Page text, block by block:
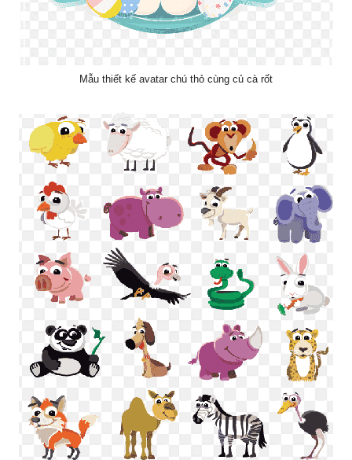
Mẫu thiết kế avatar chú thỏ cùng củ cà rốt